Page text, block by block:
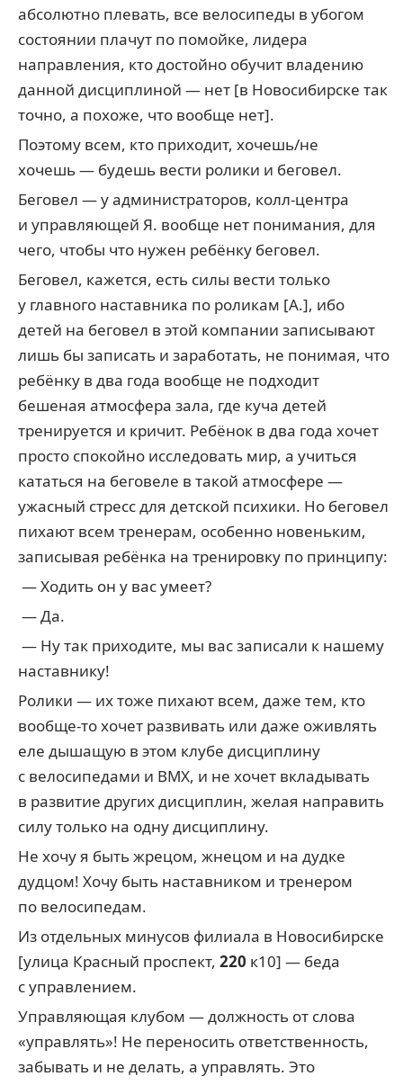
абсолютно плевать, все велосипеды в убогом
состоянии плачут по помойке, лидера
направления, кто достойно обучит владению
данной дисциплиной — нет [в Новосибирске так
точно, а похоже, что вообще нет].
Поэтому всем, кто приходит, хочешь/не
хочешь — будешь вести ролики и беговел.
Беговел — у администраторов, колл-центра
и управляющей Я. вообще нет понимания, для
чего, чтобы что нужен ребёнку беговел.
Беговел, кажется, есть силы вести только
у главного наставника по роликам [А.], ибо
детей на беговел в этой компании записывают
лишь бы записать и заработать, не понимая, что
ребёнку в два года вообще не подходит
бешеная атмосфера зала, где куча детей
тренируется и кричит. Ребёнок в два года хочет
просто спокойно исследовать мир, а учиться
кататься на беговеле в такой атмосфере —
ужасный стресс для детской психики. Но беговел
пихают всем тренерам, особенно новеньким,
записывая ребёнка на тренировку по принципу:
— Ходить он у вас умеет?
— Да.
— Ну так приходите, мы вас записали к нашему
наставнику!
Ролики — их тоже пихают всем, даже тем, кто
вообще-то хочет развивать или даже оживлять
еле дышащую в этом клубе дисциплину
с велосипедами и BMX, и не хочет вкладывать
в развитие других дисциплин, желая направить
силу только на одну дисциплину.
Не хочу я быть жрецом, жнецом и на дудке
дудцом! Хочу быть наставником и тренером
по велосипедам.
Из отдельных минусов филиала в Новосибирске
[улица Красный проспект, 220 к10] — беда
с управлением.
Управляющая клубом — должность от слова
«управлять»! Не переносить ответственность,
забывать и не делать, а управлять. Это